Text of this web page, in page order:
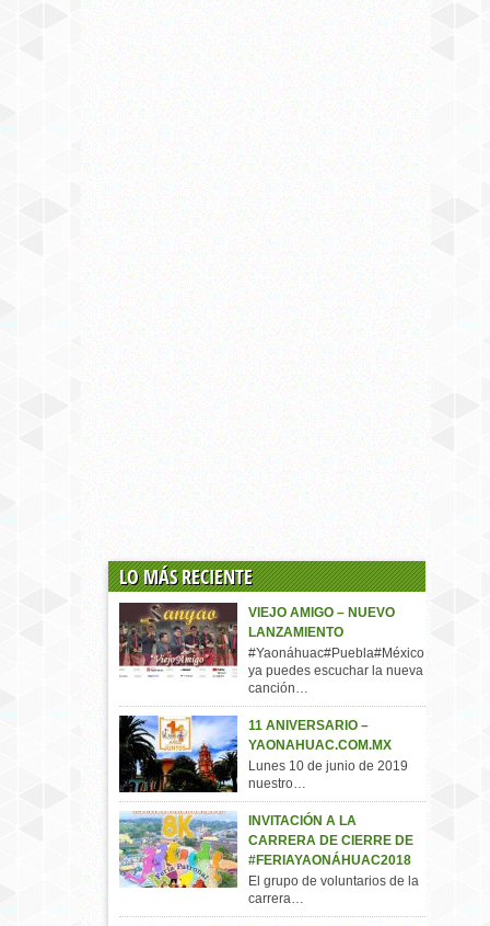
LO MÁS RECIENTE
VIEJO AMIGO – NUEVO
LANZAMIENTO
#Yaonáhuac#Puebla#México,
ya puedes escuchar la nueva
canción…
11 ANIVERSARIO –
YAONAHUAC.COM.MX
Lunes 10 de junio de 2019
nuestro…
INVITACIÓN A LA
CARRERA DE CIERRE DE
#FERIAYAONÁHUAC2018
El grupo de voluntarios de la
carrera…